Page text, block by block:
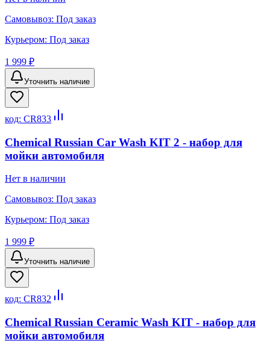
Самовывоз: Под заказ
Курьером: Под заказ
1 999 ₽
Уточнить наличие
код: CR833
Chemical Russian Car Wash KIT 2 - набор для
мойки автомобиля
Нет в наличии
Самовывоз: Под заказ
Курьером: Под заказ
1 999 ₽
Уточнить наличие
код: CR832
Chemical Russian Ceramic Wash KIT - набор для
мойки автомобиля